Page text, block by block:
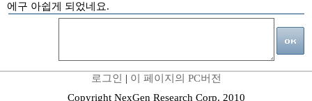
에구 아쉽게 되었네요.
로그인 | 이 페이지의 PC버전
Copyright NexGen Research Corp. 2010